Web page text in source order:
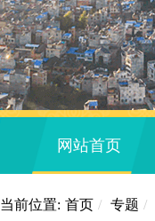
网站首页
当前位置: 首页 / 专题 /